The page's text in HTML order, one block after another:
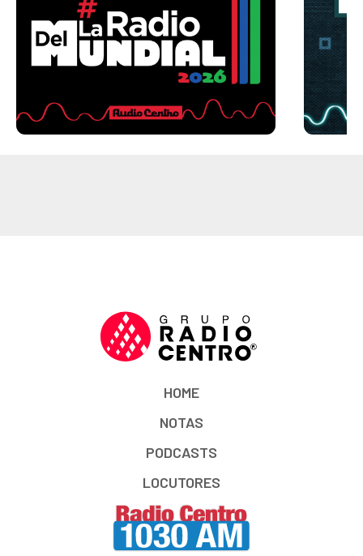
HOME
NOTAS
PODCASTS
LOCUTORES